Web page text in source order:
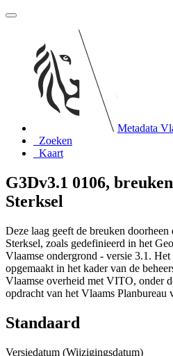
Metadata
Zoeken
Kaart
G3Dv3.1 0106,
Sterksel
Deze laag geeft de breuken
Sterksel, zoals gedefinieerd in het
Vlaamse ondergrond - versie 3.1.
opgemaakt in het kader van de
Vlaamse overheid met VITO, onder
opdracht van het Vlaams Planbureau
Standaard
Versiedatum (Wijzigingsdatum)